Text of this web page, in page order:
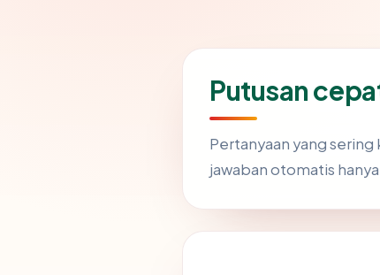
Putusan
Pertanyaan yang
jawaban otomatis